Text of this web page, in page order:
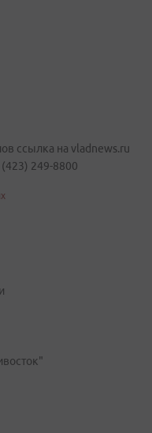
ссылка на vladnews.ru
249-8800